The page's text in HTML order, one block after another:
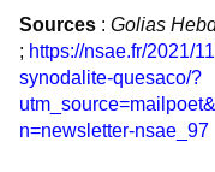
Sources : Golias
; https://nsae.fr/2021/
synodalite-quesaco/?
n=newsletter-nsae_97